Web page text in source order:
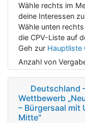
Wähle rechts im
deine Interessen
Wähle unten
die CPV-Liste auf
Geh zur Hauptliste
Anzahl von
Deutschland
Wettbewerb
– Bürgersaal mit
Mitte"